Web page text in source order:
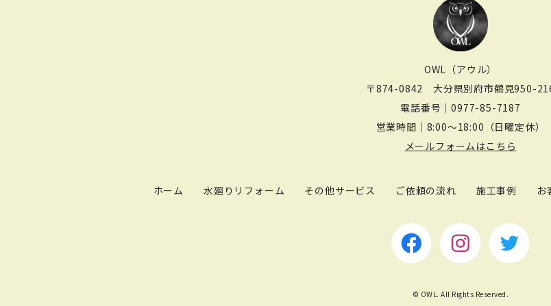
OWL（アウル）
〒874-0842 大分県別府市鶴見950-
電話番号｜0977-85-7187
営業時間｜8:00～18:00（日曜定休）
メールフォームはこちら
ホーム 水廻りリフォーム その他サービス ご依頼の流れ 施工事例 お
© OWL. All Rights Reserved.